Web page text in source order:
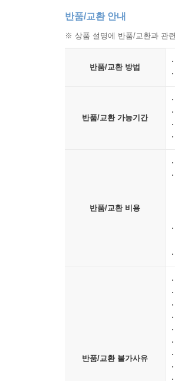
반품/교환 안내
※ 상품 설명에 반품/교환과 관
반품/교환 방법
반품/교환 가능기간
반품/교환 비용
반품/교환 불가사유